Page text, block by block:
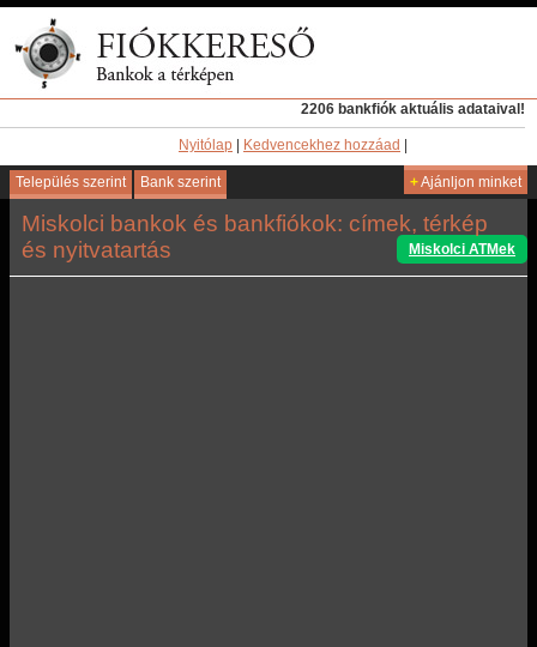
2206 bankfiók aktuális adataival!
Nyitólap Kedvencekhez hozzáad
Település szerint Bank szerint +Ajánljon minket
Miskolci bankok és bankfiókok: címek, térkép
és nyitvatartás
Miskolci ATMek